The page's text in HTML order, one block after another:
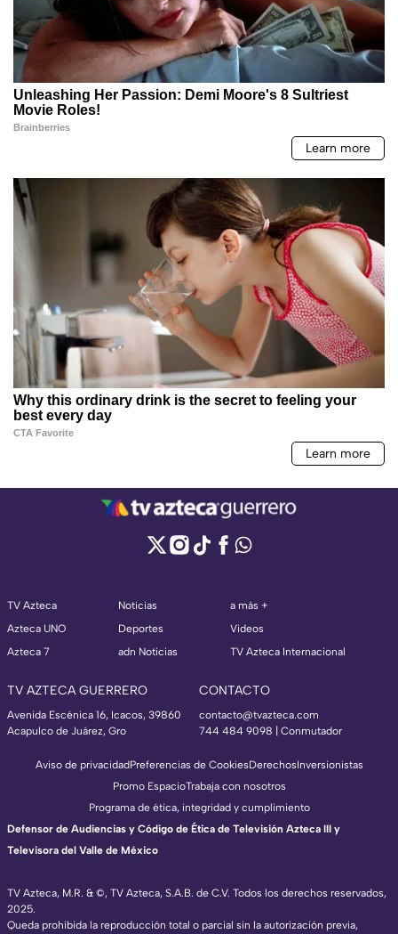
TV Azteca
Azteca UNO
Azteca 7
Noticias
Deportes
adn Noticias
a más +
Videos
TV Azteca Internacional
TV AZTECA GUERRERO
Avenida Escénica 16, Icacos, 39860
Acapulco de Juárez, Gro
CONTACTO
contacto@tvazteca.com
744 484 9098 | Conmutador
TV Azteca, M.R. & ©, TV Azteca, S.A.B. de C.V. Todos los derechos reservados,
2025.
Queda prohibida la reproducción total o parcial sin la autorización previa,
Aviso de privacidadPreferencias de CookiesDerechosInversionistas
Promo EspacioTrabaja con nosotros
Programa de ética, integridad y cumplimiento
Defensor de Audiencias y Código de Ética de Televisión Azteca III y
Televisora del Valle de México